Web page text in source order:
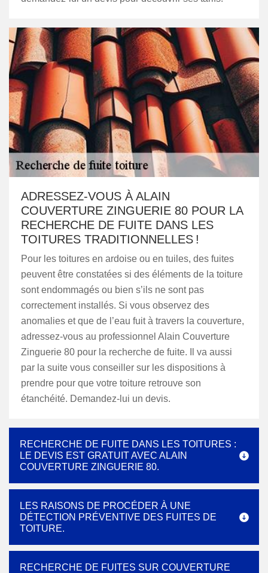
ADRESSEZ-VOUS À ALAIN
COUVERTURE ZINGUERIE 80 POUR LA
RECHERCHE DE FUITE DANS LES
TOITURES TRADITIONNELLES !
Pour les toitures en ardoise ou en tuiles, des fuites
peuvent être constatées si des éléments de la toiture
sont endommagés ou bien s’ils ne sont pas
correctement installés. Si vous observez des
anomalies et que de l’eau fuit à travers la couverture,
adressez-vous au professionnel Alain Couverture
Zinguerie 80 pour la recherche de fuite. Il va aussi
par la suite vous conseiller sur les dispositions à
prendre pour que votre toiture retrouve son
étanchéité. Demandez-lui un devis.
RECHERCHE DE FUITE DANS LES TOITURES :
LE DEVIS EST GRATUIT AVEC ALAIN
COUVERTURE ZINGUERIE 80.
LES RAISONS DE PROCÉDER À UNE
DÉTECTION PRÉVENTIVE DES FUITES DE
TOITURE.
RECHERCHE DE FUITES SUR COUVERTURE